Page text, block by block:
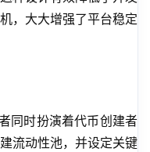
，大大增强了平台稳定
同时扮演着代币创建者
流动性池，并设定关键